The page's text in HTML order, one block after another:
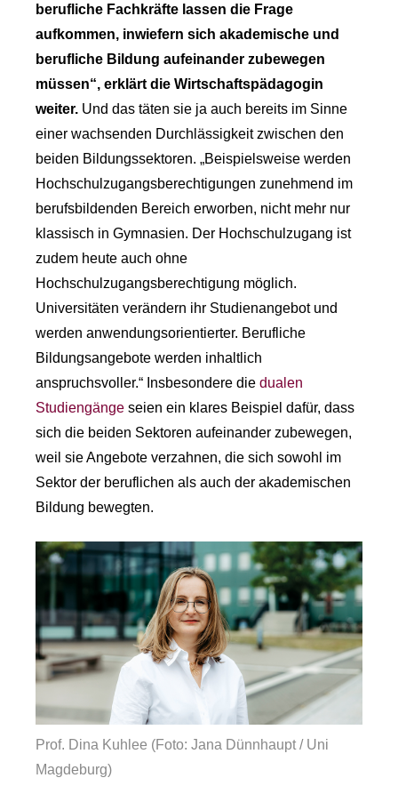
berufliche Fachkräfte lassen die Frage
aufkommen, inwiefern sich akademische und
berufliche Bildung aufeinander zubewegen
müssen“, erklärt die Wirtschaftspädagogin
weiter. Und das täten sie ja auch bereits im Sinne
einer wachsenden Durchlässigkeit zwischen den
beiden Bildungssektoren. „Beispielsweise werden
Hochschulzugangsberechtigungen zunehmend im
berufsbildenden Bereich erworben, nicht mehr nur
klassisch in Gymnasien. Der Hochschulzugang ist
zudem heute auch ohne
Hochschulzugangsberechtigung möglich.
Universitäten verändern ihr Studienangebot und
werden anwendungsorientierter. Berufliche
Bildungsangebote werden inhaltlich
anspruchsvoller.“ Insbesondere die dualen
Studiengänge seien ein klares Beispiel dafür, dass
sich die beiden Sektoren aufeinander zubewegen,
weil sie Angebote verzahnen, die sich sowohl im
Sektor der beruflichen als auch der akademischen
Bildung bewegten.
Prof. Dina Kuhlee (Foto: Jana Dünnhaupt / Uni
Magdeburg)